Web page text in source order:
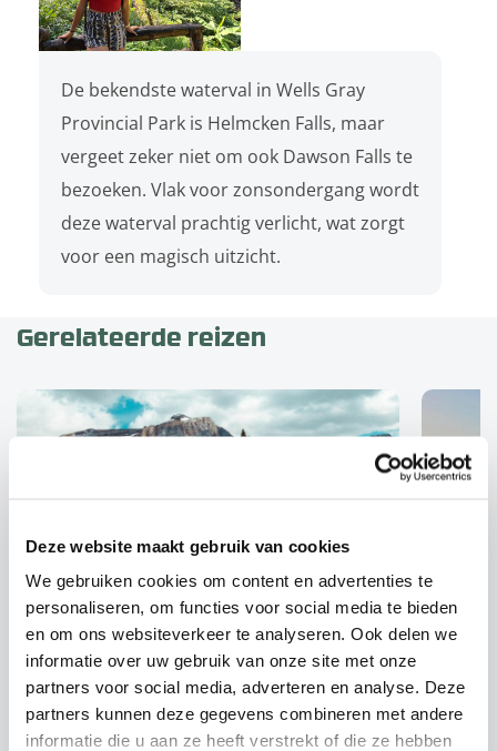
Deze website maakt gebruik van cookies
We gebruiken cookies om content en advertenties te
personaliseren, om functies voor social media te bieden
en om ons websiteverkeer te analyseren. Ook delen we
informatie over uw gebruik van onze site met onze
partners voor social media, adverteren en analyse. Deze
partners kunnen deze gegevens combineren met andere
informatie die u aan ze heeft verstrekt of die ze hebben
De bekendste waterval in Wells Gray
Provincial Park is Helmcken Falls, maar
vergeet zeker niet om ook Dawson Falls te
bezoeken. Vlak voor zonsondergang wordt
deze waterval prachtig verlicht, wat zorgt
voor een magisch uitzicht.
Gerelateerde reizen
Autoreizen
Charmant West-Canada Het